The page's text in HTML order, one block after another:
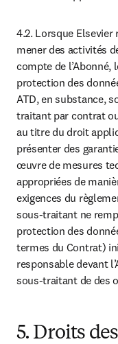
4.2. Lorsque
mener des activités
compte de
protection des
ATD, en substance,
traitant par contrat
au titre du droit
présenter des
œuvre de mesures
appropriées de
exigences du
sous-traitant ne
protection des
termes du Contrat)
responsable devant
sous-traitant de des
5. Droits